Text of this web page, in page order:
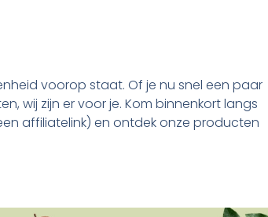
voorop staat. Of je nu snel een paar
wij zijn er voor je. Kom binnenkort langs
affiliatelink) en ontdek onze producten